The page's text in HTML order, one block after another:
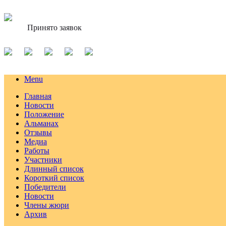
Принято заявок
Menu
Главная
Новости
Положение
Альманах
Отзывы
Медиа
Работы
Участники
Длинный список
Короткий список
Победители
Новости
Члены жюри
Архив